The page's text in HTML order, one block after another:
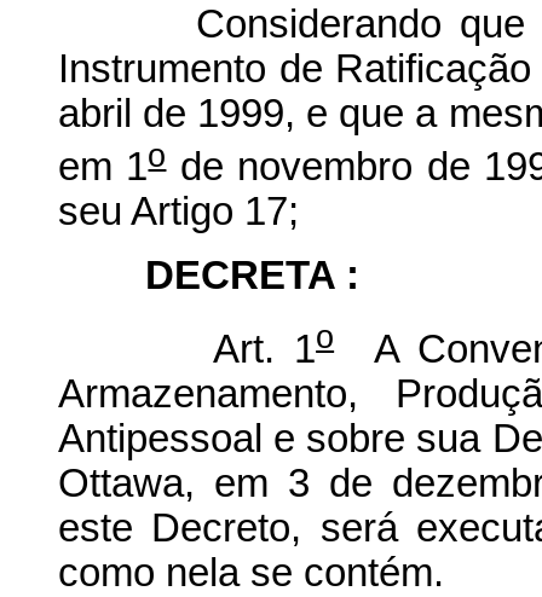
Considerando que o
Instrumento de
abril de 1999, e que a
em 1ode novembro de
seu Artigo 17;
DECRETA :
Art. 1oA
Armazenamento,
Antipessoal e sobre sua
Ottawa, em 3 de
este Decreto, será
como nela se contém.